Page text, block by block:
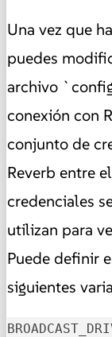
Una vez que
puedes
archivo
conexión con
conjunto de
Reverb entre
credenciales
utilizan para
Puede definir
siguientes